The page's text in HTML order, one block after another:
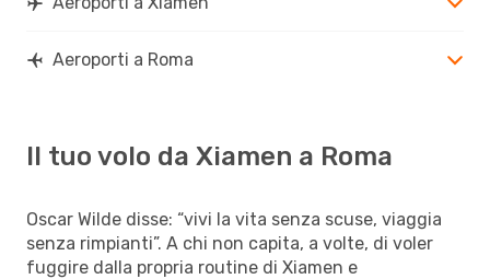
Aeroporti a Roma
Il tuo volo da Xiamen a Roma
Oscar Wilde disse: “vivi la vita senza scuse, viaggia
senza rimpianti”. A chi non capita, a volte, di voler
fuggire dalla propria routine di Xiamen e